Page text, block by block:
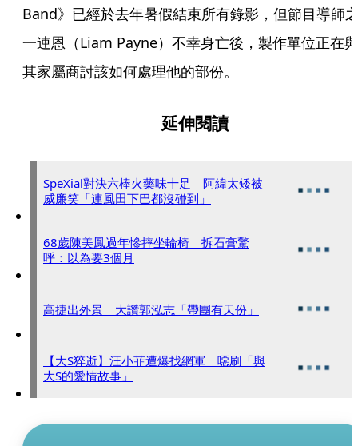
Band》已經於去年暑假結束所有錄影，但節目導師
一連恩（Liam Payne）不幸身亡後，製作單位正在與
其家屬商討該如何處理他的部份。
延伸閱讀
SpeXial對決六棒火藥味十足 阿緯太矮被
威廉笑「連風田下巴都沒碰到」
68歲陳美鳳過年慘摔坐輪椅 拆石膏驚
呼：以為要3個月
高捷出外景 大讚郭泓志「帶團有天份」
【大S猝逝】汪小菲遭爆找網軍 噁刷「與
大S的愛情故事」